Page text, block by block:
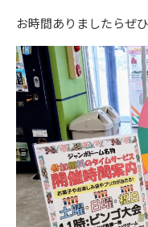
お時間ありましたらぜ